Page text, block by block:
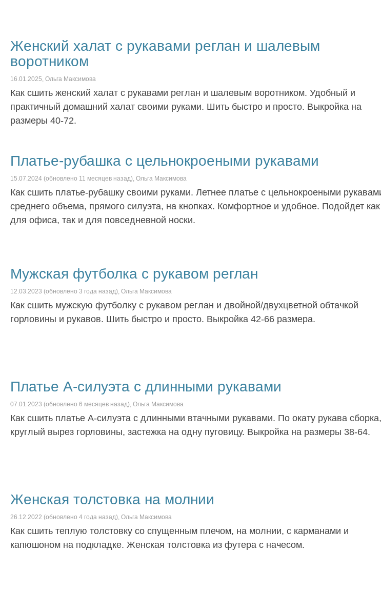
Женский халат с рукавами реглан и шалевым
воротником
16.01.2025, Ольга Максимова
Как сшить женский халат с рукавами реглан и шалевым воротником. Удобный и
практичный домашний халат своими руками. Шить быстро и просто. Выкройка на
размеры 40-72.
Платье-рубашка с цельнокроеными рукавами
15.07.2024 (обновлено 11 месяцев назад), Ольга Максимова
Как сшить платье-рубашку своими руками. Летнее платье с цельнокроеными
среднего объема, прямого силуэта, на кнопках. Комфортное и удобное. Подойдет как
для офиса, так и для повседневной носки.
Мужская футболка с рукавом реглан
12.03.2023 (обновлено 3 года назад), Ольга Максимова
Как сшить мужскую футболку с рукавом реглан и двойной/двухцветной обтачкой
горловины и рукавов. Шить быстро и просто. Выкройка 42-66 размера.
Платье А-силуэта с длинными рукавами
07.01.2023 (обновлено 6 месяцев назад), Ольга Максимова
Как сшить платье А-силуэта с длинными втачными рукавами. По окату рукава сборка,
круглый вырез горловины, застежка на одну пуговицу. Выкройка на размеры 38-64.
Женская толстовка на молнии
26.12.2022 (обновлено 4 года назад), Ольга Максимова
Как сшить теплую толстовку со спущенным плечом, на молнии, с карманами и
капюшоном на подкладке. Женская толстовка из футера с начесом.